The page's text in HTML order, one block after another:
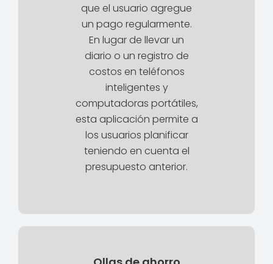
que el usuario agregue
un pago regularmente.
En lugar de llevar un
diario o un registro de
costos en teléfonos
inteligentes y
computadoras portátiles,
esta aplicación permite a
los usuarios planificar
teniendo en cuenta el
presupuesto anterior.